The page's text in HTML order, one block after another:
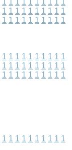
1 1 1 1 1 1 1 1 1 1
1 1 1 1 1 1 1 1 1 1
1 1 1 1 1 1 1 1 1 1
1 1 1 1 1 1 1 1 1 1
1 1 1 1 1 1 1 1 1 1
1 1 1 1 1 1 1 1 1 1